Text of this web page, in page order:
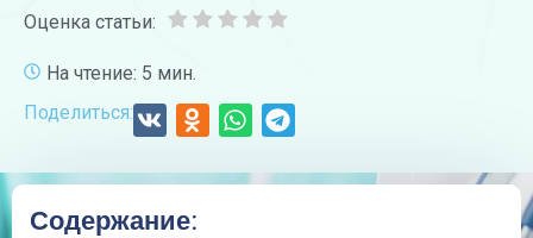
Оценка статьи:
На чтение: 5 мин.
Поделиться:
Содержание: